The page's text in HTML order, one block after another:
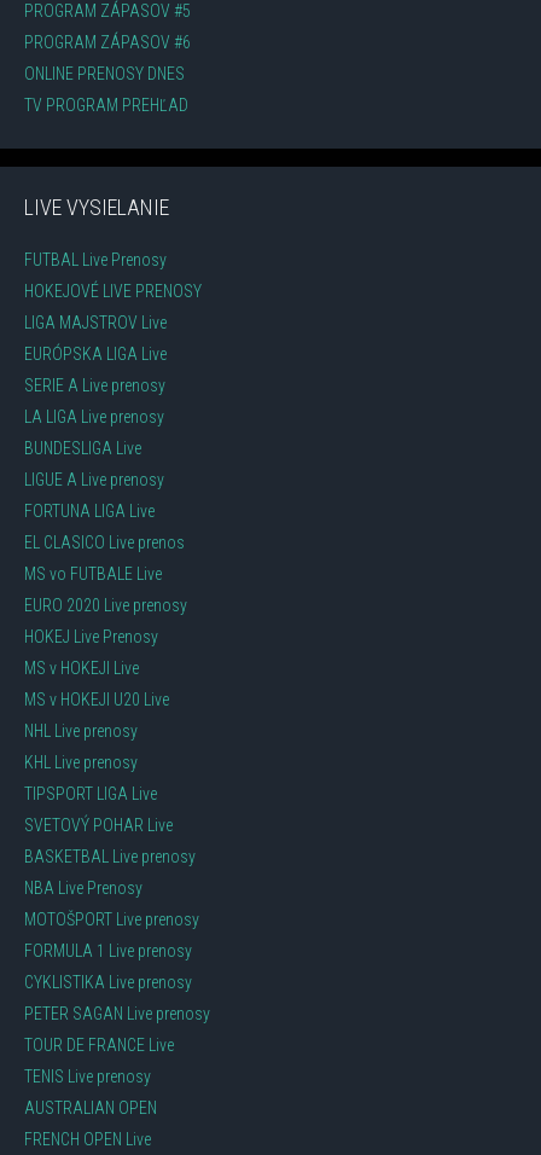
PROGRAM ZÁPASOV #5
PROGRAM ZÁPASOV #6
ONLINE PRENOSY DNES
TV PROGRAM PREHĽAD
LIVE VYSIELANIE
FUTBAL Live Prenosy
HOKEJOVÉ LIVE PRENOSY
LIGA MAJSTROV Live
EURÓPSKA LIGA Live
SERIE A Live prenosy
LA LIGA Live prenosy
BUNDESLIGA Live
LIGUE A Live prenosy
FORTUNA LIGA Live
EL CLASICO Live prenos
MS vo FUTBALE Live
EURO 2020 Live prenosy
HOKEJ Live Prenosy
MS v HOKEJI Live
MS v HOKEJI U20 Live
NHL Live prenosy
KHL Live prenosy
TIPSPORT LIGA Live
SVETOVÝ POHAR Live
BASKETBAL Live prenosy
NBA Live Prenosy
MOTOŠPORT Live prenosy
FORMULA 1 Live prenosy
CYKLISTIKA Live prenosy
PETER SAGAN Live prenosy
TOUR DE FRANCE Live
TENIS Live prenosy
AUSTRALIAN OPEN
FRENCH OPEN Live